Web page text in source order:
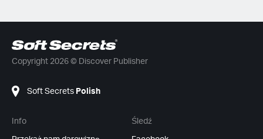
Copyright 2026 © Discover Publisher
Soft Secrets Polish
Info Śledź